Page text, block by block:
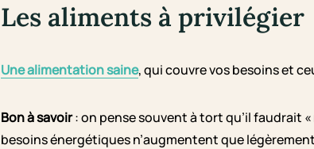
Les aliments à privilégier
Une alimentation saine, qui couvre vos besoins et
Bon à savoir: on pense souvent à tort qu’il faudrait
besoins énergétiques n’augmentent que